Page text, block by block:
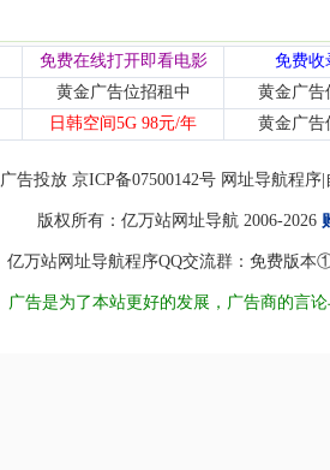
免费在线打开即看电影
免费收
黄金广告位招租中
黄金广告
日韩空间5G 98元/年 黄金广告
广告投放 京ICP备07500142号 网址导航程
版权所有： 亿万站网址导航2006-2026
亿万站网址导航程序QQ交流群：免费版本
广告是为了本站更好的发展，广告商的言